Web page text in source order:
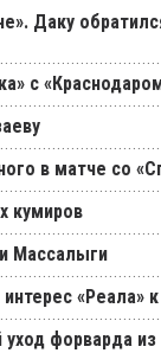
Даку
с
в матче со
кумиров
Массалыги
«Реала»
форварда